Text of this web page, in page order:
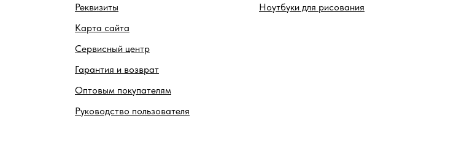
Реквизиты
Карта сайта
Сервисный центр
Гарантия и возврат
Оптовым покупателям
Руководство пользователя
Ноутбуки для рисования